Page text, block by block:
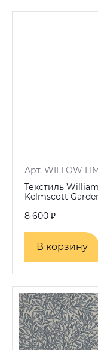
Арт. WILLOW
Текстиль
Kelmscott
8 600 ₽
В корзину
В корзину